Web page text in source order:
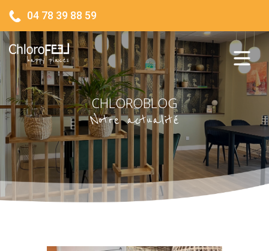
04 78 39 88 59
CHLOROBLOG
Notre actualité